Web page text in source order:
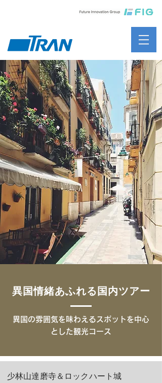
異国情緒あふれる国内ツアー
異国の雰囲気を味わえるスポットを中心
とした観光コース
少林山達磨寺＆ロックハート城